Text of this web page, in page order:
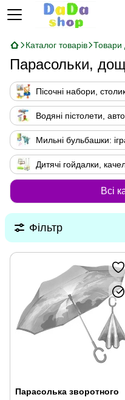
Каталог товарів Товари
Парасольки,
Водяні пістолети,
Мильні бульбашки:
Дитячі гойдалки,
Парасольки, дощовикиВсі
Фільтр
Парасолька зворотного